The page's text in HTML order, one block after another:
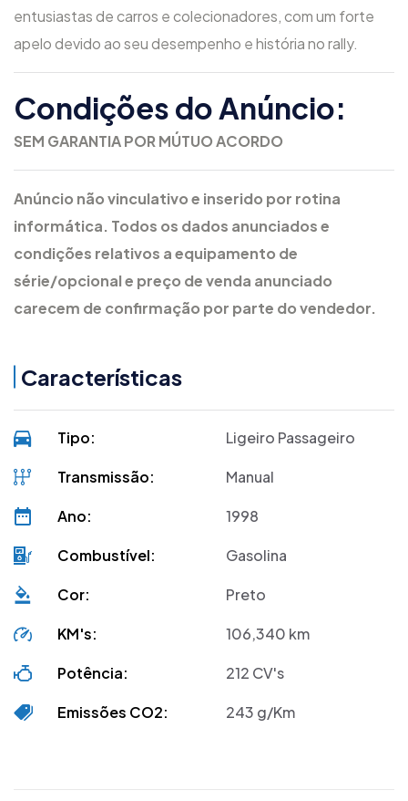
entusiastas de carros e colecionadores, com um forte
apelo devido ao seu desempenho e história no rally.
Condições do Anúncio:
SEM GARANTIA POR MÚTUO ACORDO
Anúncio não vinculativo e inserido por rotina
informática. Todos os dados anunciados e
condições relativos a equipamento de
série/opcional e preço de venda anunciado
carecem de confirmação por parte do vendedor.
Características
Tipo: Ligeiro Passageiro
Transmissão: Manual
Ano: 1998
Combustível: Gasolina
Cor: Preto
KM's: 106,340 km
Potência: 212 CV's
Emissões CO2: 243 g/Km